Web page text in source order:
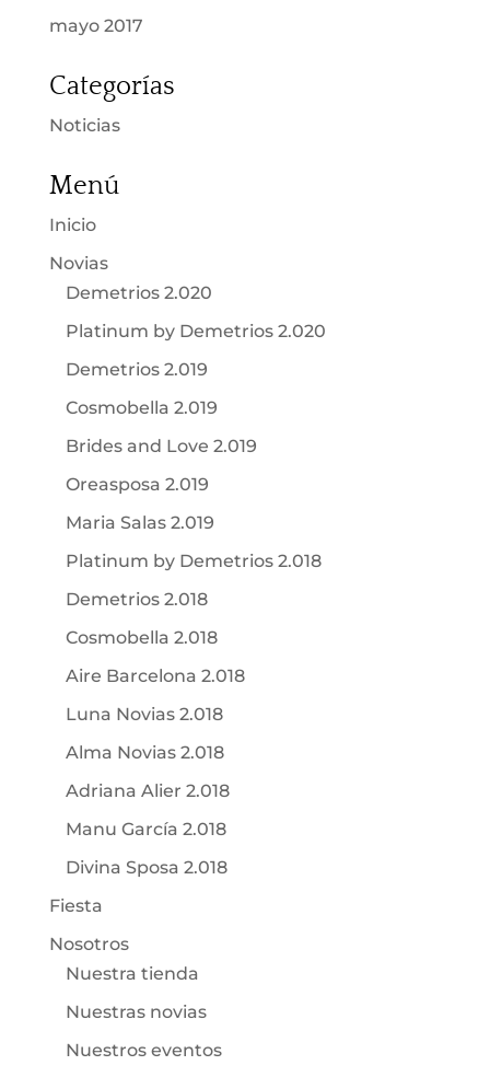
mayo 2017
Categorías
Noticias
Menú
Inicio
Novias
Demetrios 2.020
Platinum by Demetrios 2.020
Demetrios 2.019
Cosmobella 2.019
Brides and Love 2.019
Oreasposa 2.019
Maria Salas 2.019
Platinum by Demetrios 2.018
Demetrios 2.018
Cosmobella 2.018
Aire Barcelona 2.018
Luna Novias 2.018
Alma Novias 2.018
Adriana Alier 2.018
Manu García 2.018
Divina Sposa 2.018
Fiesta
Nosotros
Nuestra tienda
Nuestras novias
Nuestros eventos